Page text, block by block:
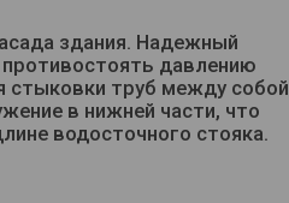
здания. Надежный
давлению
стыковки труб между собой
в нижней части, что
водосточного стояка.